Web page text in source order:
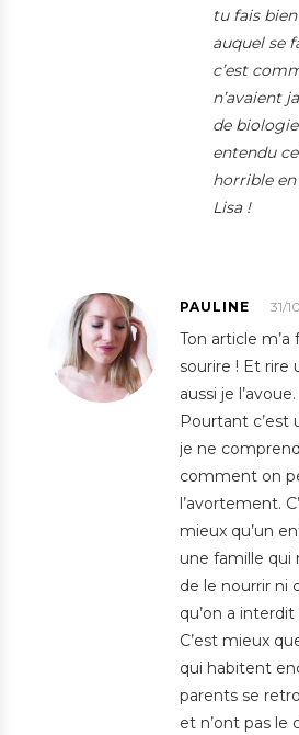
tu fais
auquel se
c’est
n’avaient
de biologie
entendu
horrible
Lisa !
PAULINE
31/
Ton article m’a
sourire ! Et rire
aussi je l’avoue.
Pourtant c’est
je ne
comment on
l’avortement.
mieux qu’un
une famille qui
de le nourrir ni
qu’on a
C’est mieux
qui habitent
parents se
et n’ont pas le